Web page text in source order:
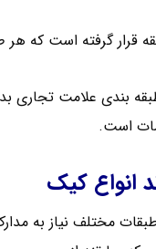
انواع کیک
مختلف نیاز به